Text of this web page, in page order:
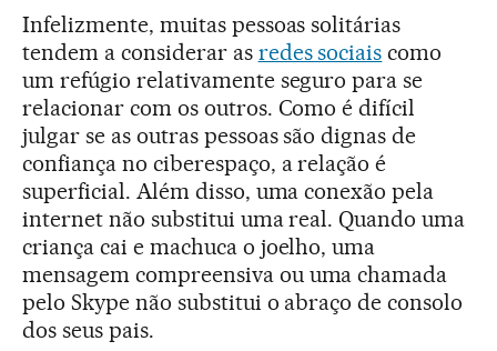
Infelizmente, muitas pessoas solitárias
tendem a considerar as redes sociais como
um refúgio relativamente seguro para se
relacionar com os outros. Como é difícil
julgar se as outras pessoas são dignas de
confiança no ciberespaço, a relação é
superficial. Além disso, uma conexão pela
internet não substitui uma real. Quando uma
criança cai e machuca o joelho, uma
mensagem compreensiva ou uma chamada
pelo Skype não substitui o abraço de consolo
dos seus pais.